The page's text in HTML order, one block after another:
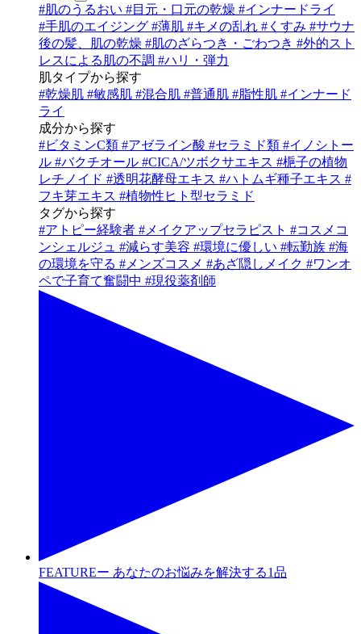
#肌のうるおい #目元・口元の乾燥 #インナードライ
#手肌のエイジング #薄肌 #キメの乱れ # くすみ #サウナ
後の髪、肌の乾燥 #肌のざらつき・ごわつき #外的スト
レスによる肌の不調 #ハリ・弾力
肌タイプから探す
#乾燥肌 #敏感肌 #混合肌 #普通肌 #脂性肌 #インナード
ライ
成分から探す
#ビタミンC類 #アゼライン酸 #セラミド類 #イノシトー
ル #バクチオール #CICA/ツボクサエキス #梔子の植物
レチノイド #透明花酵母エキス #ハトムギ種子エキス #
フキ芽エキス #植物性ヒト型セラミド
タグから探す
#アトピー経験者 # メイクアップセラピスト #コスメコ
ンシェルジュ #減らす美容 #環境に優しい #転勤族 #海
の環境を守る # メンズコスメ #あざ隠しメイク #ワンオ
ペで子育て奮闘中 #現役薬剤師
FEATUREー あなたのお悩みを解決する1品